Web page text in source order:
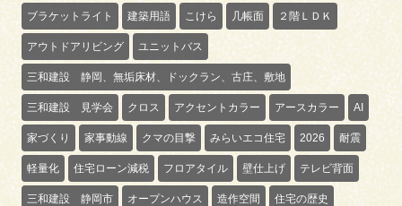
ブラケットライト 建築用語 こけら 几帳面 ２階ＬＤＫ
アウトドアリビング ユニットバス
三和建設 静岡、無垢床材、ドックラン、古庄、敷地
三和建設 見学会 クロス アクセントカラー アースカラー AI
家づくり 家事動線 クマの目撃 みらいエコ住宅 2026 耐震
軽量化 住宅ローン減税 フロアタイル 壁仕上げ テレビ背面
三和建設 静岡市 オープンハウス 造作空間 住宅の歴史